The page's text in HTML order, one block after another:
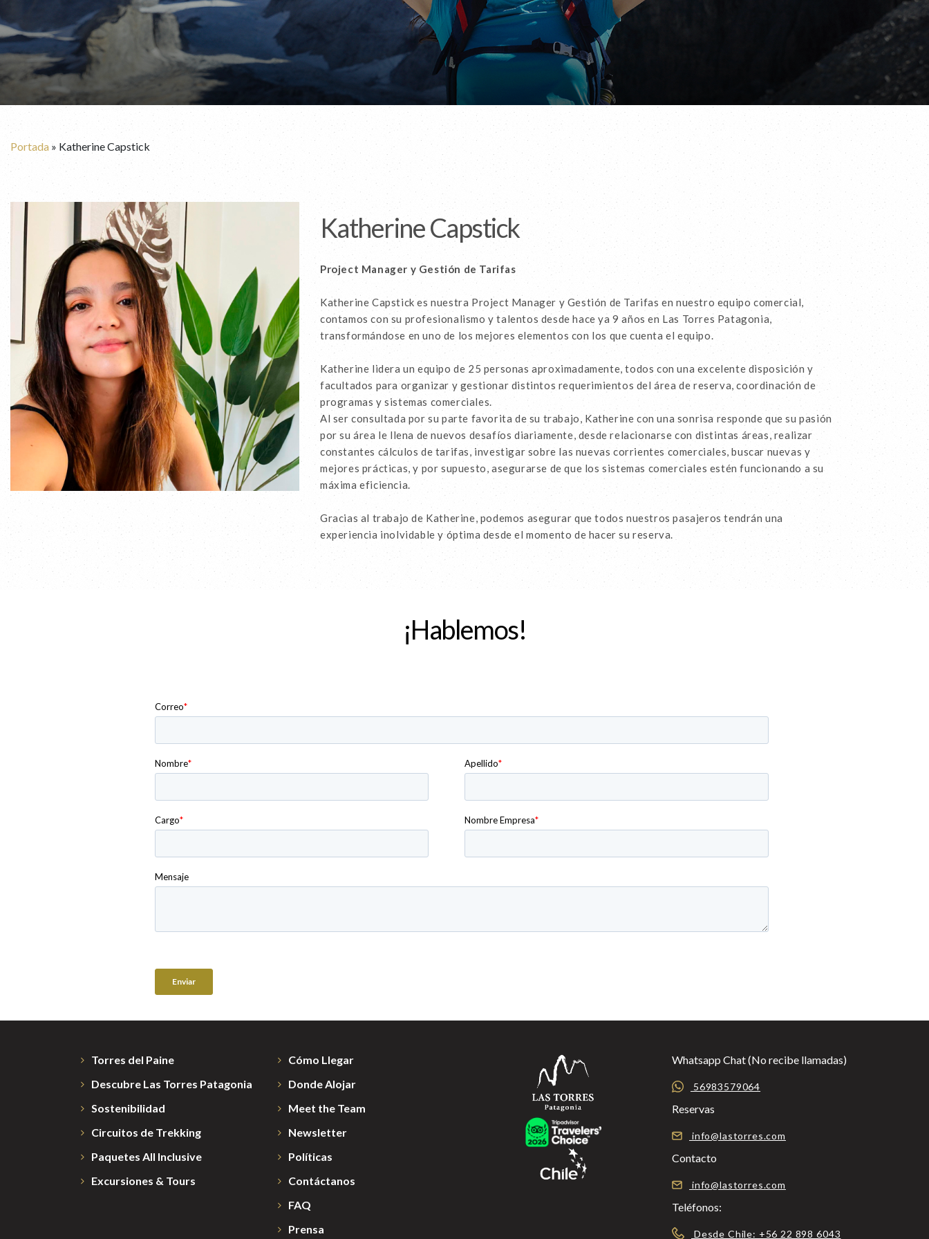
Portada » Katherine Capstick
Katherine Capstick
Project Manager y Gestión de Tarifas
Katherine Capstick es nuestra Project Manager y Gestión de Tarifas en nuestro equipo comercial,
contamos con su profesionalismo y talentos desde hace ya 9 años en Las Torres Patagonia,
transformándose en uno de los mejores elementos con los que cuenta el equipo.
Katherine lidera un equipo de 25 personas aproximadamente, todos con una excelente disposición y
facultados para organizar y gestionar distintos requerimientos del área de reserva, coordinación de
programas y sistemas comerciales.
Al ser consultada por su parte favorita de su trabajo, Katherine con una sonrisa responde que su pasión
por su área le llena de nuevos desafíos diariamente, desde relacionarse con distintas áreas, realizar
constantes cálculos de tarifas, investigar sobre las nuevas corrientes comerciales, buscar nuevas y
mejores prácticas, y por supuesto, asegurarse de que los sistemas comerciales estén funcionando a su
máxima eficiencia.
Gracias al trabajo de Katherine, podemos asegurar que todos nuestros pasajeros tendrán una
experiencia inolvidable y óptima desde el momento de hacer su reserva.
¡Hablemos!
Torres del Paine
Descubre Las Torres Patagonia
Sostenibilidad
Circuitos de Trekking
Paquetes All Inclusive
Excursiones & Tours
Cómo Llegar
Donde Alojar
Meet the Team
Newsletter
Políticas
Contáctanos
FAQ
Prensa
Whatsapp Chat (No recibe llamadas)
56983579064
Reservas
info@lastorres.com
Contacto
info@lastorres.com
Teléfonos:
Desde Chile: +56 22 898 6043